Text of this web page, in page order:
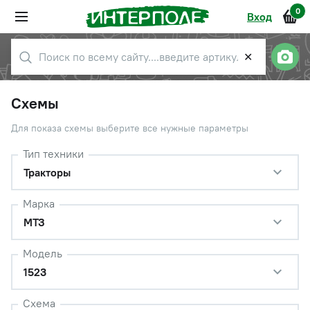
Вход 0
✕
Схемы
Для показа схемы выберите все нужные параметры
Тип техники
Тракторы
Марка
МТЗ
Модель
1523
Схема